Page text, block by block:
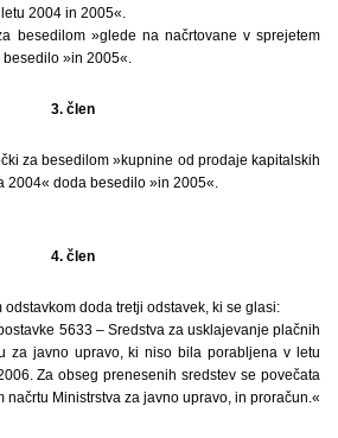
2004 in 2005«.
besedilom »glede na načrtovane v sprejetem
»in 2005«.
3. člen
za besedilom »kupnine od prodaje kapitalskih
2004« doda besedilo »in 2005«.
4. člen
doda tretji odstavek, ki se glasi:
5633 – Sredstva za usklajevanje plačnih
za javno upravo, ki niso bila porabljena v letu
Za obseg prenesenih sredstev se povečata
načrtu Ministrstva za javno upravo, in proračun.«